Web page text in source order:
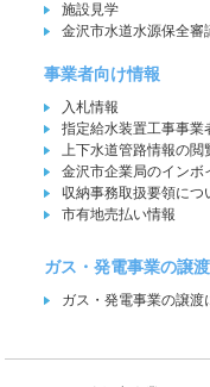
施設見学
金沢市水道水源保全審
事業者向け情報
入札情報
指定給水装置工事事
上下水道管路情報の閲
金沢市企業局のインボ
収納事務取扱要領につ
市有地売払い情報
ガス・発電事業の譲渡
ガス・発電事業の譲渡